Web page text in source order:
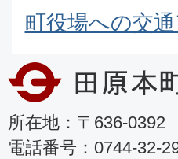
町役場への交
所在地：〒636-
電話番号：0744-32-